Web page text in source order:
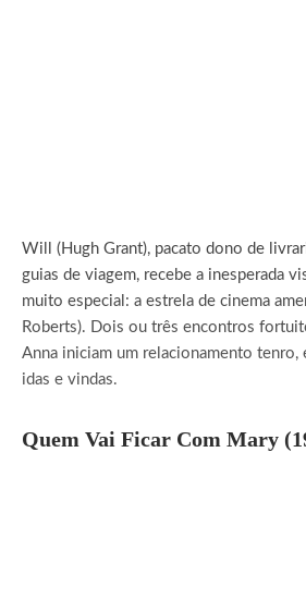
Will (Hugh Grant), pacato dono de
guias de viagem, recebe a inesperada
muito especial: a estrela de cinema
Roberts). Dois ou três encontros
Anna iniciam um relacionamento tenro,
idas e vindas.
Quem Vai Ficar Com Mary